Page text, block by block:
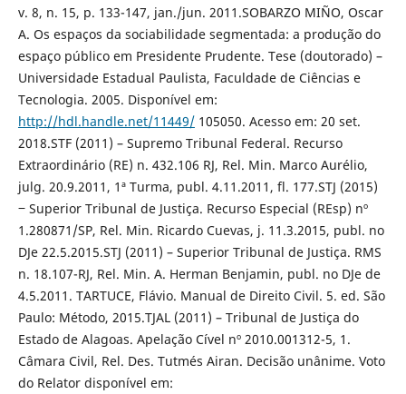
v. 8, n. 15, p. 133-147, jan./jun. 2011.SOBARZO MIÑO, Oscar
A. Os espaços da sociabilidade segmentada: a produção do
espaço público em Presidente Prudente. Tese (doutorado) –
Universidade Estadual Paulista, Faculdade de Ciências e
Tecnologia. 2005. Disponível em:
http://hdl.handle.net/11449/105050. Acesso em: 20 set.
2018.STF (2011) – Supremo Tribunal Federal. Recurso
Extraordinário (RE) n. 432.106 RJ, Rel. Min. Marco Aurélio,
julg. 20.9.2011, 1ª Turma, publ. 4.11.2011, fl. 177.STJ (2015)
‒ Superior Tribunal de Justiça. Recurso Especial (REsp) nº
1.280871/SP, Rel. Min. Ricardo Cuevas, j. 11.3.2015, publ. no
DJe 22.5.2015.STJ (2011) – Superior Tribunal de Justiça. RMS
n. 18.107-RJ, Rel. Min. A. Herman Benjamin, publ. no DJe de
4.5.2011. TARTUCE, Flávio. Manual de Direito Civil. 5. ed. São
Paulo: Método, 2015.TJAL (2011) – Tribunal de Justiça do
Estado de Alagoas. Apelação Cível nº 2010.001312-5, 1.
Câmara Civil, Rel. Des. Tutmés Airan. Decisão unânime. Voto
do Relator disponível em: